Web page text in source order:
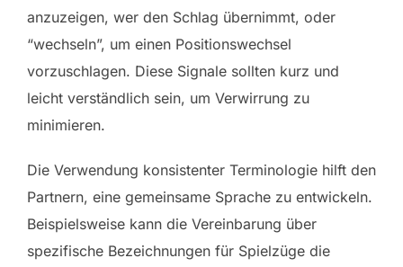
anzuzeigen, wer den Schlag übernimmt, oder
“wechseln”, um einen Positionswechsel
vorzuschlagen. Diese Signale sollten kurz und
leicht verständlich sein, um Verwirrung zu
minimieren.
Die Verwendung konsistenter Terminologie hilft den
Partnern, eine gemeinsame Sprache zu entwickeln.
Beispielsweise kann die Vereinbarung über
spezifische Bezeichnungen für Spielzüge die